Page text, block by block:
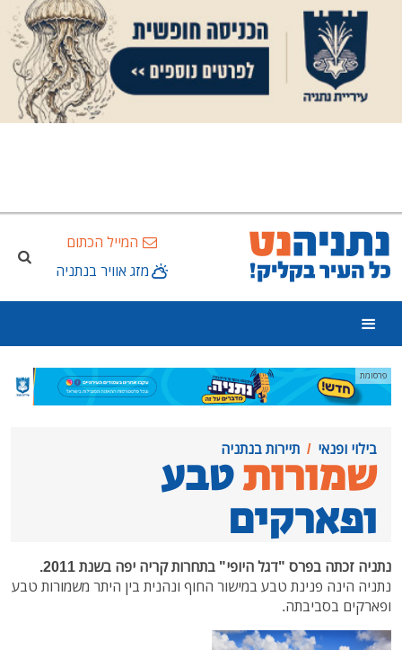
המייל הכתום
מזג אוויר בנתניה
פרסומת
בילוי ופנאי תיירות בנתניה
שמורותטבע
ופארקים
נתניה זכתה בפרס "דגל היופי" בתחרות קריה יפה בשנת 2011.
נתניה הינה פנינת טבע במישור החוף ונהנית בין היתר משמורות טבע
ופארקים בסביבתה.